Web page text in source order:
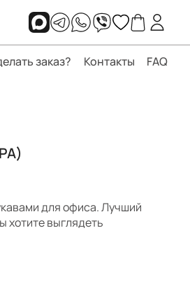
заказ? Контакты FAQ
для офиса. Лучший
хотите выглядеть